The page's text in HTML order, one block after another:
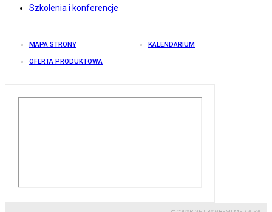
Szkolenia i konferencje
MAPA STRONY KALENDARIUM
OFERTA PRODUKTOWA